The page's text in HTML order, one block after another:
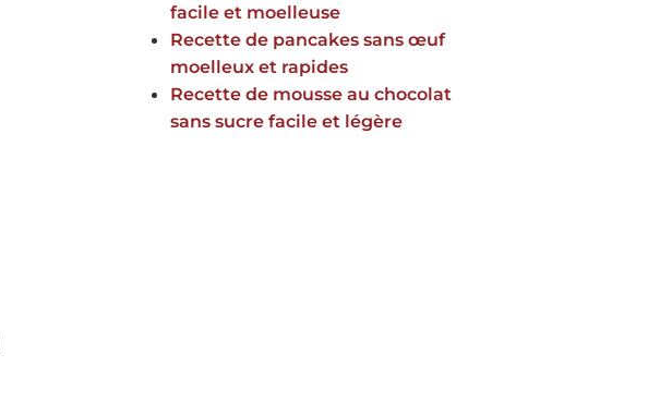
facile et moelleuse
Recette de pancakes sans œuf
moelleux et rapides
Recette de mousse au chocolat
sans sucre facile et légère